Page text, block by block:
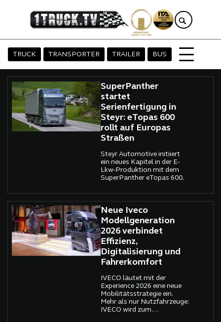
TRUCK TRANSPORTER TRAILER BUS
SuperPanther
startet
Serienfertigung in
Steyr: eTopas 600
rollt auf Europas
Straßen
Steyr Automotive initiiert
ein neues Kapitel in der E-
Lkw-Produktion mit dem
SuperPanther eTopas 600.
Neue Iveco
Modellgeneration
2026 verbindet
Effizienz,
Digitalisierung und
Fahrerkomfort
IVECO läutet mit der
Experience 2026 eine neue
Mobilitätsstrategie ein.
Mehr als nur Nutzfahrzeuge:
IVECO wird zum